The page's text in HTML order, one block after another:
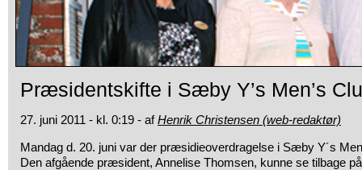
Præsidentskifte i Sæby Y’s Men’s
27. juni 2011 - kl. 0:19 - afHenrik Christensen (web-redaktør)
Mandag d. 20. juni var der præsidieoverdragelse i Sæby Y´s
Den afgående præsident, Annelise Thomsen, kunne se tilbage